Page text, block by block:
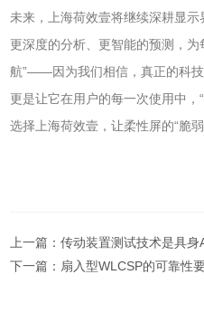
未来，上海荷效壹将继续深耕显示
更深度的分析、更智能的预测，
航”——因为我们相信，真正的科技
更是让它在用户的每一次使用中，“
选择上海荷效壹，让柔性屏的“脆弱
上一篇：传动装置测试技术是具身
下一篇： 扇入型WLCSP的可靠性